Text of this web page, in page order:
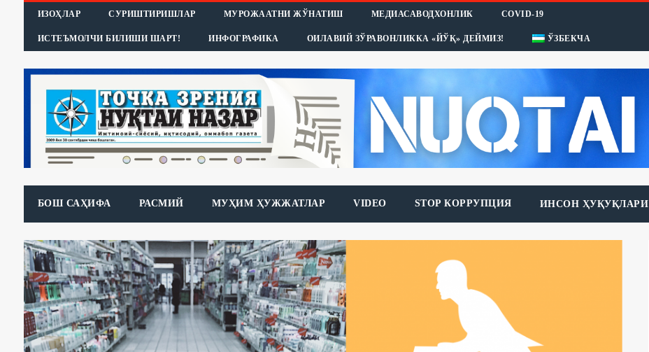
ИЗОҲЛАР СУРИШТИРИШЛАР МУРОЖААТНИ ЖЎНАТИШ МЕДИАСАВОДХОНЛИК COVID-19
ИСТЕЪМОЛЧИ БИЛИШИ ШАРТ! ИНФОГРАФИКА ОИЛАВИЙ ЗЎРАВОНЛИККА «ЙЎҚ» ДЕЙМИЗ! ЎЗБЕКЧА
БОШ САҲИФА РАСМИЙ МУҲИМ ҲУЖЖАТЛАР VIDEO STOP КОРРУПЦИЯ ИНСОН ҲУҚУҚЛАРИ